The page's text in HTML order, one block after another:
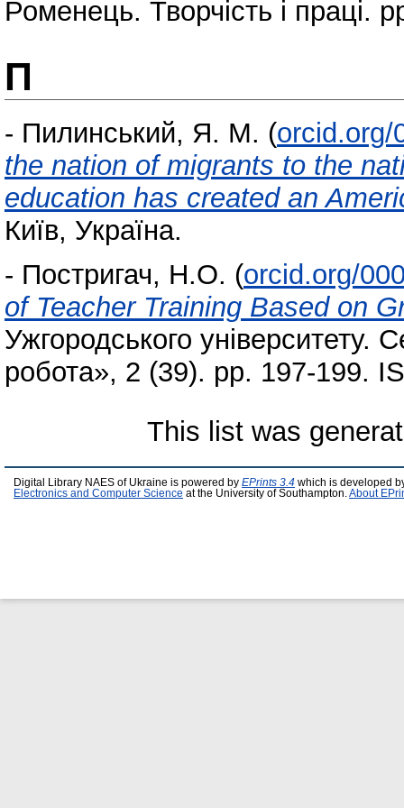
Роменець. Творчість і праці.
П
- Пилинський, Я. М. (orcid.org/
the nation of migrants to the
education has created an
Київ, Україна.
- Постригач, Н.О. (orcid.org/
of Teacher Training Based on
Ужгородського університету.
робота», 2 (39). pp. 197-199.
This list was
Digital Library NAES of Ukraine is powered by EPrints 3.4 which is developed
Electronics and Computer Science at the University of Southampton. About